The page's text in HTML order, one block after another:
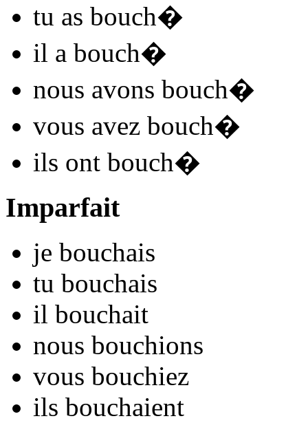
tu as bouch�
il a bouch�
nous avons bouch�
vous avez bouch�
ils ont bouch�
Imparfait
je bouchais
tu bouchais
il bouchait
nous bouchions
vous bouchiez
ils bouchaient